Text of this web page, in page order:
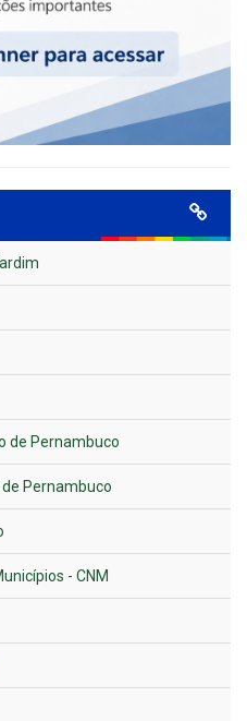
de Pernambuco
Pernambuco
- CNM